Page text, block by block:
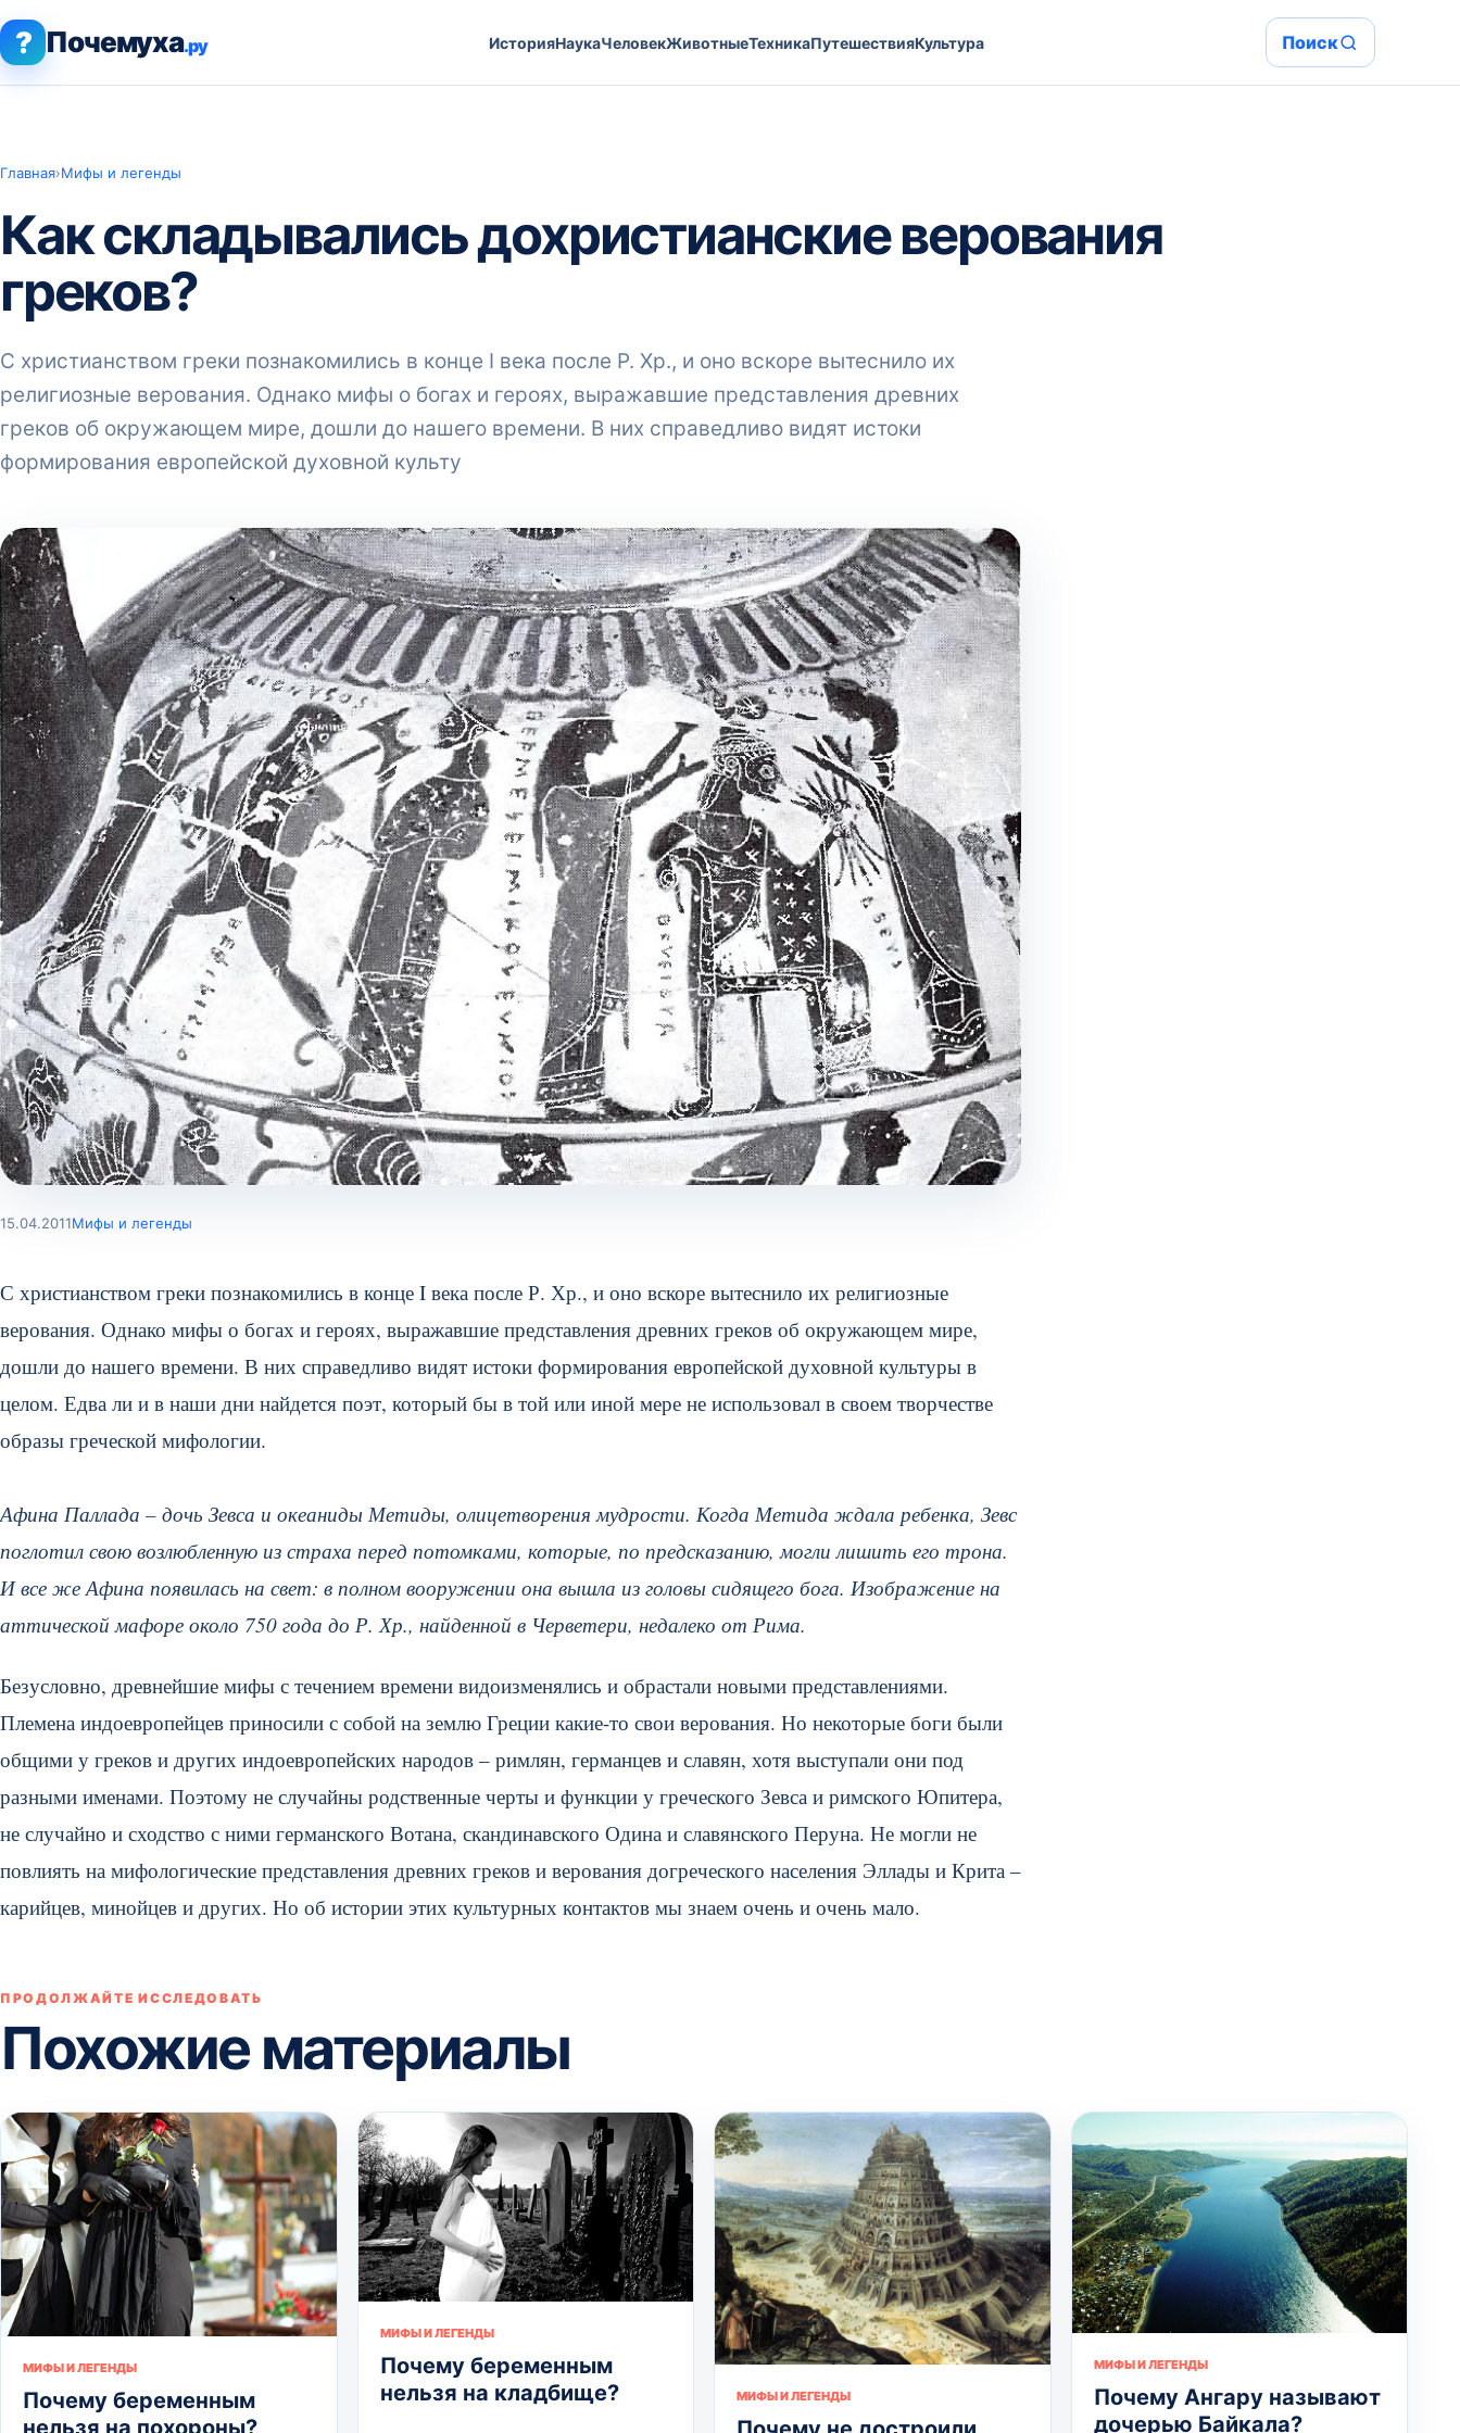
? Почемуха.ру ИсторияНаукаЧеловекЖивотныеТехникаПутешествияКультура Поиск
Главная›Мифы и легенды
Как складывались дохристианские верования
греков?
С христианством греки познакомились в конце I века после Р. Хр., и оно вскоре вытеснило их
религиозные верования. Однако мифы о богах и героях, выражавшие представления древних
греков об окружающем мире, дошли до нашего времени. В них справедливо видят истоки
формирования европейской духовной культу
15.04.2011Мифы и легенды
С христианством греки познакомились в конце I века после Р. Хр., и оно вскоре вытеснило их религиозные
верования. Однако мифы о богах и героях, выражавшие представления древних греков об окружающем мире,
дошли до нашего времени. В них справедливо видят истоки формирования европейской духовной культуры в
целом. Едва ли и в наши дни найдется поэт, который бы в той или иной мере не использовал в своем творчестве
образы греческой мифологии.
Афина Паллада – дочь Зевса и океаниды Метиды, олицетворения мудрости. Когда Метида ждала ребенка, Зевс
поглотил свою возлюбленную из страха перед потомками, которые, по предсказанию, могли лишить его трона.
И все же Афина появилась на свет: в полном вооружении она вышла из головы сидящего бога. Изображение на
аттической мафоре около 750 года до Р. Хр., найденной в Черветери, недалеко от Рима.
Безусловно, древнейшие мифы с течением времени видоизменялись и обрастали новыми представлениями.
Племена индоевропейцев приносили с собой на землю Греции какие-то свои верования. Но некоторые боги были
общими у греков и других индоевропейских народов – римлян, германцев и славян, хотя выступали они под
разными именами. Поэтому не случайны родственные черты и функции у греческого Зевса и римского Юпитера,
не случайно и сходство с ними германского Вотана, скандинавского Одина и славянского Перуна. Не могли не
повлиять на мифологические представления древних греков и верования догреческого населения Эллады и Крита –
карийцев, минойцев и других. Но об истории этих культурных контактов мы знаем очень и очень мало.
ПРОДОЛЖАЙТЕ ИССЛЕДОВАТЬ
Похожие материалы
МИФЫ И ЛЕГЕНДЫ
Почему беременным
нельзя на похороны?
МИФЫ И ЛЕГЕНДЫ
Почему беременным
нельзя на кладбище?
МИФЫ И ЛЕГЕНДЫ
МИФЫ И ЛЕГЕНДЫ
Почему Ангару называют
дочерью Байкала?